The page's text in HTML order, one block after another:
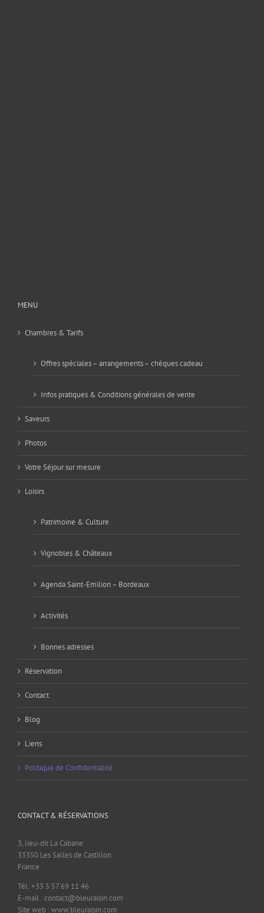
MENU
Chambres & Tarifs
Offres spéciales – arrangements – chèques cadeau
Infos pratiques & Conditions générales de vente
Saveurs
Photos
Votre Séjour sur mesure
Loisirs
Patrimoine & Culture
Vignobles & Châteaux
Agenda Saint-Emilion – Bordeaux
Activités
Bonnes adresses
Réservation
Contact
Blog
Liens
Politique de Confidentialité
CONTACT & RÉSERVATIONS
3, lieu-dit La Cabane
33350 Les Salles de Castillon
France
Tél: +33 5 57 69 11 46
E-mail : contact@bleuraisin.com
Site web : www.bleuraisin.com